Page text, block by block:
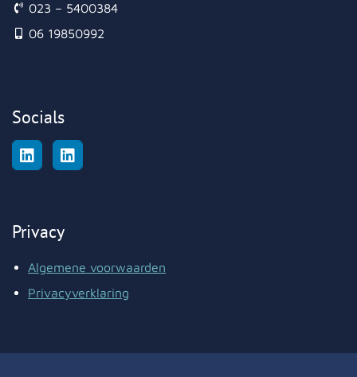
023 – 5400384
06 19850992
Socials
Privacy
Algemene voorwaarden
Privacyverklaring